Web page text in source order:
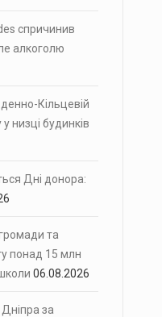
спричинив
алкоголю
Кільцевій
низці будинків
Дні донора:
та
понад 15 млн
06.08.2026
за